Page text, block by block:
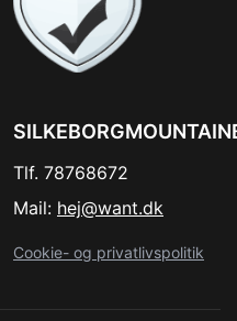
Tlf. 78768672
Mail: hej@want.dk
Cookie- og privatlivspolitik